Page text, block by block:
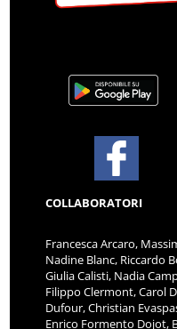
COLLABORATORI
Francesca Arcaro,
Nadine Blanc, Riccardo
Giulia Calisti, Nadia
Filippo Clermont, Carol
Dufour, Christian
Enrico Formento Dojot,